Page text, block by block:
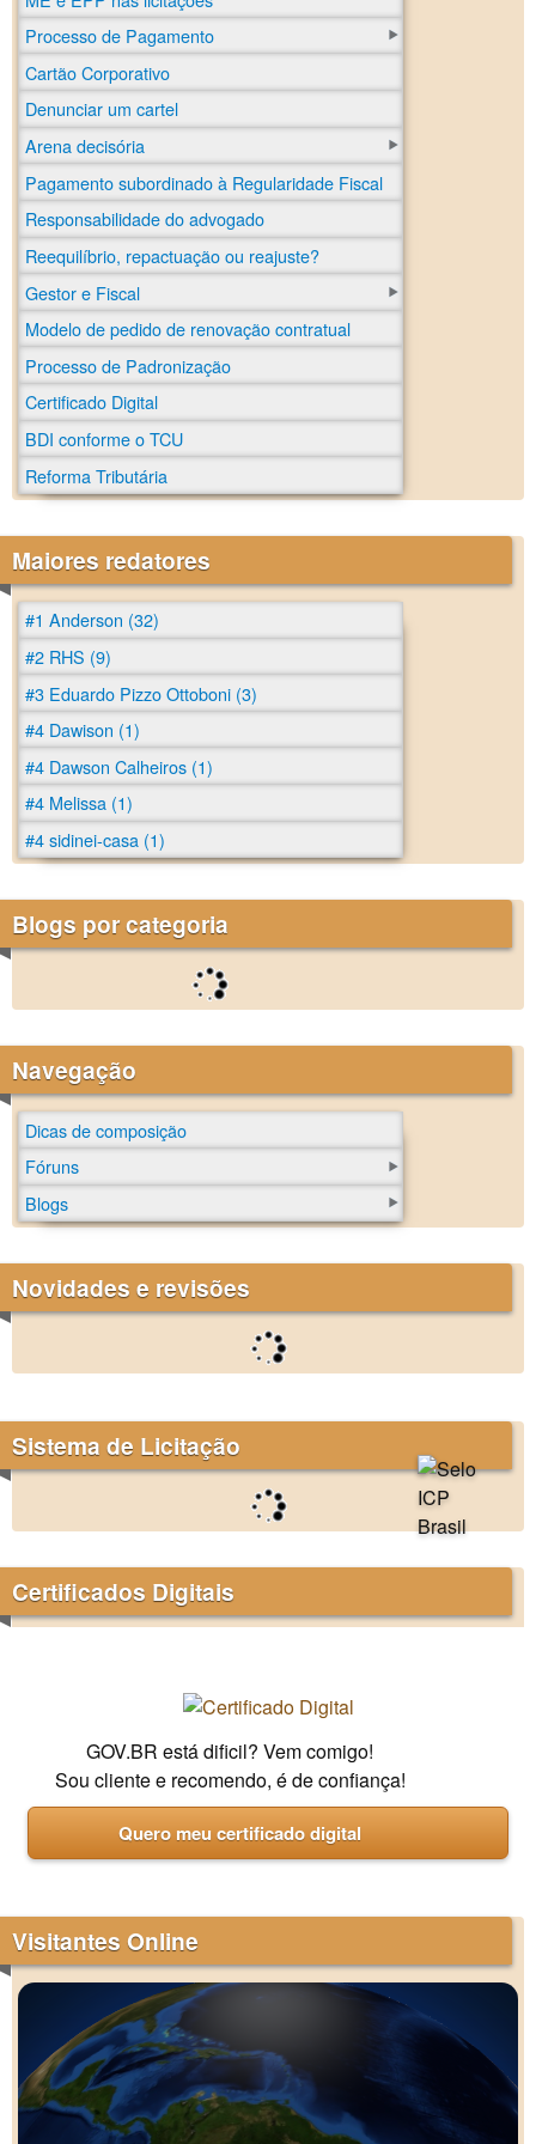
Processo de Pagamento
Cartão Corporativo
Denunciar um cartel
Arena decisória
Pagamento subordinado à Regularidade Fiscal
Responsabilidade do advogado
Reequilíbrio, repactuação ou reajuste?
Gestor e Fiscal
Modelo de pedido de renovação contratual
Processo de Padronização
Certificado Digital
BDI conforme o TCU
Reforma Tributária
Maiores redatores
#1 Anderson (32)
#2 RHS (9)
#3 Eduardo Pizzo Ottoboni (3)
#4 Dawison (1)
#4 Dawson Calheiros (1)
#4 Melissa (1)
#4 sidinei-casa (1)
Blogs por categoria
Navegação
Dicas de composição
Fóruns
Blogs
Novidades e revisões
Sistema de Licitação
Certificados Digitais
GOV.BR está dificil? Vem comigo!
Sou cliente e recomendo, é de confiança!
Quero meu certificado digital
Visitantes Online